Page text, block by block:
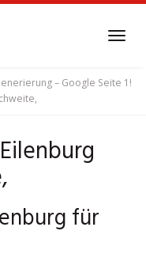
– Google Seite 1!
für